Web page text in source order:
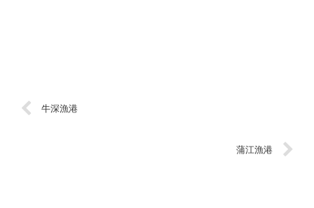
牛深漁港
蒲江漁港